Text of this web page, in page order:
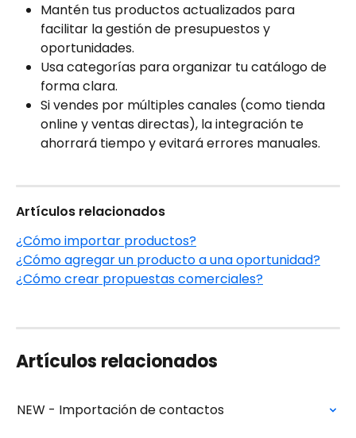
Mantén tus productos actualizados para
facilitar la gestión de presupuestos y
oportunidades.
Usa categorías para organizar tu catálogo de
forma clara.
Si vendes por múltiples canales (como tienda
online y ventas directas), la integración te
ahorrará tiempo y evitará errores manuales.
Artículos relacionados
¿Cómo importar productos?
¿Cómo agregar un producto a una oportunidad?
¿Cómo crear propuestas comerciales?
Artículos relacionados
NEW - Importación de contactos